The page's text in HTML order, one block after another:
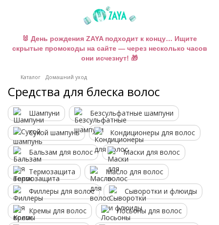
🐰 День рождения ZAYA подходит к концу… Ищите
скрытые промокоды на сайте — через несколько часов
они исчезнут! 🎁
Каталог Домашний уход
Средства для блеска волос
Шампуни Безсульфатные шампуни
Сухой шампунь Кондиционеры для волос
Бальзам для волос Маски для волос
Термозащита Масло для волос
Филлеры для волос Сыворотки и флюиды
Кремы для волос Лосьоны для волос